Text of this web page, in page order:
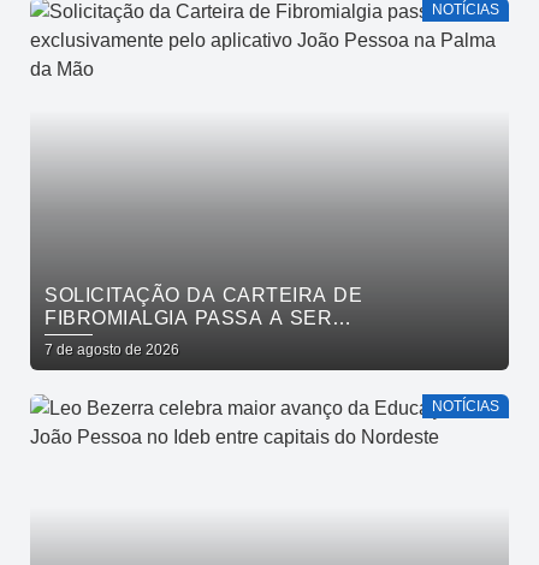
NOTÍCIAS
SOLICITAÇÃO DA CARTEIRA DE
FIBROMIALGIA PASSA A SER
EXCLUSIVAMENTE PELO APLICATIVO JOÃO
PESSOA NA PALMA DA MÃO
7 de agosto de 2026
NOTÍCIAS